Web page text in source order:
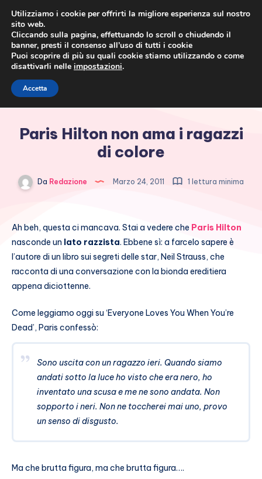
Paris Hilton non ama i ragazzi
di colore
Da Redazione Marzo 24, 2011 1 lettura minima
Ah beh, questa ci mancava. Stai a vedere che Paris Hilton
nasconde un lato razzista. Ebbene sì: a farcelo sapere è
l’autore di un libro sui segreti delle star, Neil Strauss, che
racconta di una conversazione con la bionda ereditiera
appena diciottenne.
Come leggiamo oggi su ‘Everyone Loves You When You’re
Dead’, Paris confessò:
Sono uscita con un ragazzo ieri. Quando siamo
andati sotto la luce ho visto che era nero, ho
inventato una scusa e me ne sono andata. Non
sopporto i neri. Non ne toccherei mai uno, provo
un senso di disgusto.
Ma che brutta figura, ma che brutta figura….
Utilizziamo i cookie per offrirti la migliore esperienza sul nostro
sito web.
Cliccando sulla pagina, effettuando lo scroll o chiudendo il
banner, presti il consenso all’uso di tutti i cookie
Puoi scoprire di più su quali cookie stiamo utilizzando o come
disattivarli nelle impostazioni.
Accetta